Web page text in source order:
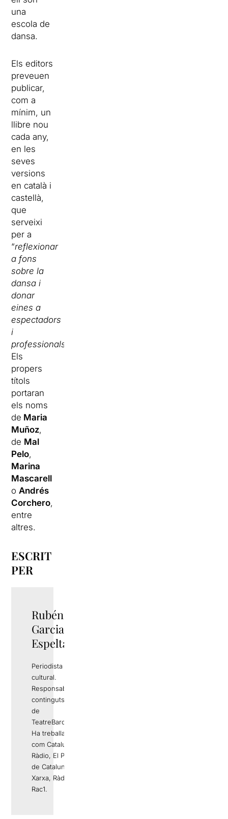
una
escola de
dansa.
Els editors
preveuen
publicar,
com a
mínim, un
llibre nou
cada any,
en les
seves
versions
en català i
castellà,
que
serveixi
per a
“reflexionar
a fons
sobre la
dansa i
donar
eines a
espectadors
i
professionals
Els
propers
títols
portaran
els noms
de Maria
Muñoz,
de Mal
Pelo,
Marina
Mascarell
oAndrés
Corchero,
entre
altres.
ESCRIT
PER
Rubén
Garcia
Espelta
Periodista i gestor
cultural.
Responsable de
continguts editorials
de
TeatreBarcelona.com
Ha treballat a mitjans
com Catalunya
Ràdio, El Periódico
de Catalunya, La
Xarxa, Ràdio 4 o
Rac1.